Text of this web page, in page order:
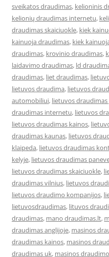
sveikatos draudimas, kelioninis
kelionių draudimas internetu,
draudimas skaiciuokle, kiek
kainuoja draudimas, kiek
draudimas, krovinio draudimas,
laidavimo draudimas, ld
draudimas, liet draudimas,
lietuvos draudima, lietuvos
automobiliui, lietuvos
draudimas internetu, lietuvos
lietuvos draudimas kainos,
draudimas kaunas, lietuvos
klaipeda, lietuvos draudimas
kelyje, lietuvos draudimas
lietuvos draudimas skaiciuokle,
draudimas vilnius, lietuvos
lietuvos draudimo kompanijos,
lietuvosdraudimas, lituvos
draudimas, mano draudimas.lt,
draudimas anglijoje, masinos
draudimas kainos, masinos
draudimas uk, masinos